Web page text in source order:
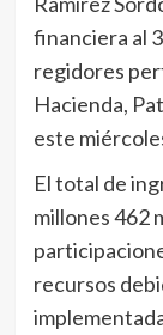
financiera al
regidores
Hacienda,
este
El total de
millones 462
recursos